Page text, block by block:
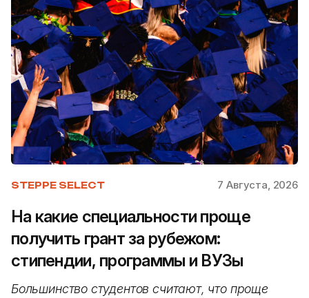
STEPPE SELECT 7 Августа, 2026
На какие специальности проще
получить грант за рубежом:
стипендии, программы и ВУЗы
Большинство студентов считают, что проще